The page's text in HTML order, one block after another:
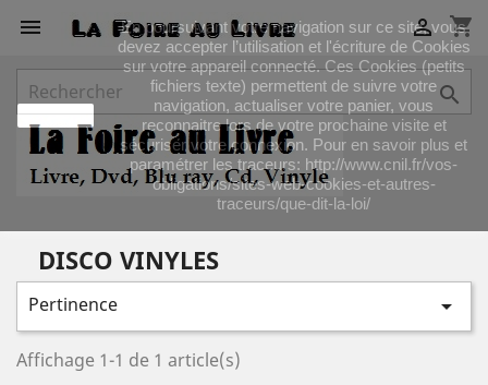
J'accepte
En poursuivant votre navigation sur ce site, vous
devez accepter l’utilisation et l'écriture de Cookies
sur votre appareil connecté. Ces Cookies (petits
fichiers texte) permettent de suivre votre
navigation, actualiser votre panier, vous
reconnaitre lors de votre prochaine visite et
sécuriser votre connexion. Pour en savoir plus et
paramétrer les traceurs: http://www.cnil.fr/vos-
obligations/sites-web-cookies-et-autres-
traceurs/que-dit-la-loi/
 shopping_cart


DISCO VINYLES
Pertinence 
Affichage 1-1 de 1 article(s)